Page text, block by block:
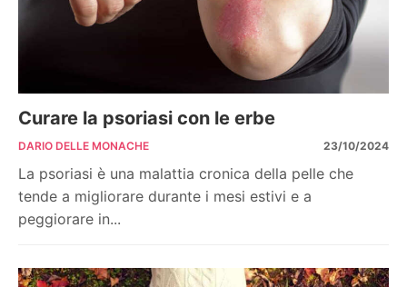
Curare la psoriasi con le erbe
DARIO DELLE MONACHE 23/10/2024
La psoriasi è una malattia cronica della pelle che
tende a migliorare durante i mesi estivi e a
peggiorare in...